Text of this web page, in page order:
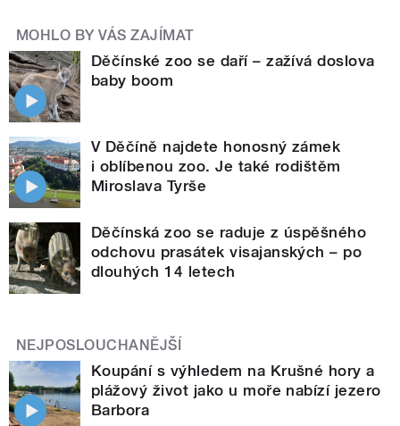
MOHLO BY VÁS ZAJÍMAT
Děčínské zoo se daří – zažívá doslova
baby boom
V Děčíně najdete honosný zámek
i oblíbenou zoo. Je také rodištěm
Miroslava Tyrše
Děčínská zoo se raduje z úspěšného
odchovu prasátek visajanských – po
dlouhých 14 letech
NEJPOSLOUCHANĚJŠÍ
Koupání s výhledem na Krušné hory a
plážový život jako u moře nabízí jezero
Barbora